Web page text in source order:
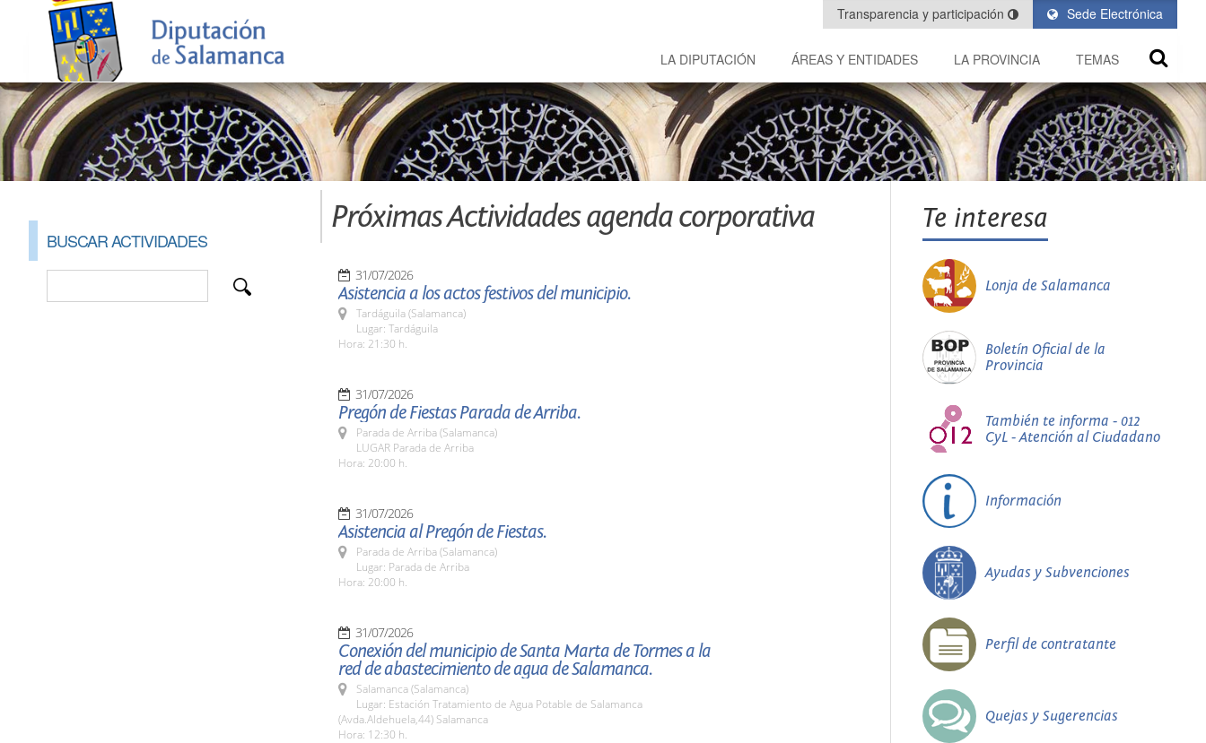
Sede Electrónica
Transparencia y participación
LA DIPUTACIÓN ÁREAS Y ENTIDADES LA PROVINCIA TEMAS
BUSCAR ACTIVIDADES
Próximas Actividades agenda corporativa
31/07/2026
Asistencia a los actos festivos del municipio.
Tardáguila (Salamanca)
Lugar: Tardáguila
Hora: 21:30 h.
31/07/2026
Pregón de Fiestas Parada de Arriba.
Parada de Arriba (Salamanca)
LUGAR Parada de Arriba
Hora: 20:00 h.
31/07/2026
Asistencia al Pregón de Fiestas.
Parada de Arriba (Salamanca)
Lugar: Parada de Arriba
Hora: 20:00 h.
31/07/2026
Conexión del municipio de Santa Marta de Tormes a la
red de abastecimiento de agua de Salamanca.
Salamanca (Salamanca)
Lugar: Estación Tratamiento de Agua Potable de Salamanca
(Avda.Aldehuela,44) Salamanca
Hora: 12:30 h.
Te interesa
Lonja de Salamanca
Boletín Oficial de la
Provincia
También te informa - 012
CyL - Atención al Ciudadano
Información
Ayudas y Subvenciones
Perfil de contratante
Quejas y Sugerencias